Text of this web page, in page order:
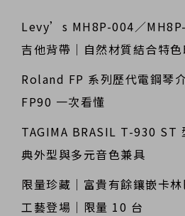
Levy’s MH8P-004／
吉他背帶｜自然材質結合特
Roland FP 系列歷代電鋼琴
FP90 一次看懂
TAGIMA BRASIL T-930 ST
典外型與多元音色兼具
限量珍藏｜富貴有餘鑲嵌卡
工藝登場｜限量 10 台